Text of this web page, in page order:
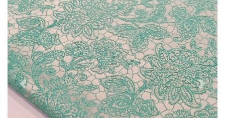
Previous Next